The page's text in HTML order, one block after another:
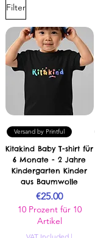
Filter
Versand by Printful
Kitakind Baby T-shirt für
6 Monate - 2 Jahre
Kindergarten Kinder
aus Baumwolle
Price
€25.00
10 Prozent für 10
Artikel